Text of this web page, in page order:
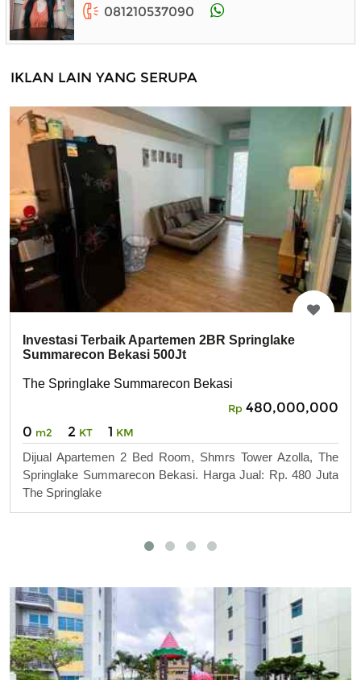
081210537090
IKLAN LAIN YANG SERUPA
Investasi Terbaik Apartemen 2BR Springlake
Summarecon Bekasi 500Jt
The Springlake Summarecon Bekasi
Rp 480,000,000
0 m2 2 KT 1 KM
Dijual Apartemen 2 Bed Room, Shmrs Tower Azolla, The
Springlake Summarecon Bekasi. Harga Jual: Rp. 480 Juta
The Springlake